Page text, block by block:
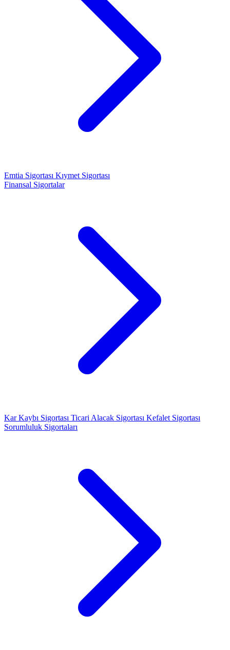
Emtia Sigortası Kıymet Sigortası
Finansal Sigortalar
Kar Kaybı Sigortası Ticari Alacak Sigortası Kefalet Sigortası
Sorumluluk Sigortaları